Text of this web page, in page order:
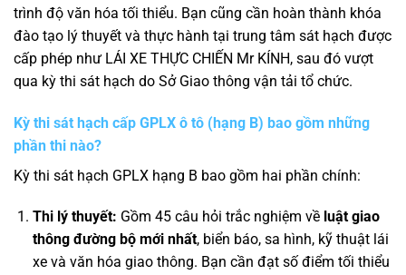
trình độ văn hóa tối thiểu. Bạn cũng cần hoàn thành khóa
đào tạo lý thuyết và thực hành tại trung tâm sát hạch được
cấp phép như LÁI XE THỰC CHIẾN Mr KÍNH, sau đó vượt
qua kỳ thi sát hạch do Sở Giao thông vận tải tổ chức.
Kỳ thi sát hạch cấp GPLX ô tô (hạng B) bao gồm những
phần thi nào?
Kỳ thi sát hạch GPLX hạng B bao gồm hai phần chính:
Thi lý thuyết: Gồm 45 câu hỏi trắc nghiệm về luật giao
thông đường bộ mới nhất, biển báo, sa hình, kỹ thuật lái
xe và văn hóa giao thông. Bạn cần đạt số điểm tối thiểu